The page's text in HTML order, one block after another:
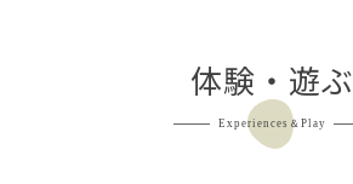
体験・遊ぶ
Experiences＆Play